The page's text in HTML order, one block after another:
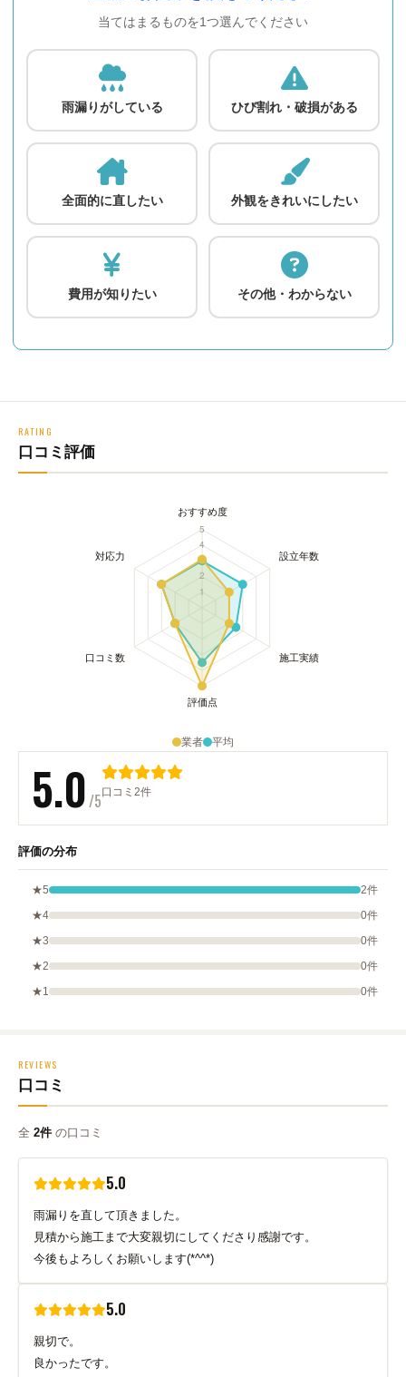
当てはまるものを1つ選んでください
雨漏りがしている ひび割れ・破損がある
全面的に直したい 外観をきれいにしたい
費用が知りたい その他・わからない
RATING
口コミ評価
業者 平均
5.0/5口コミ2件
評価の分布
★5
2件
★4
0件
★3
0件
★2
0件
★1
0件
REVIEWS
口コミ
全 2件 の口コミ
5.0
雨漏りを直して頂きました。
見積から施工まで大変親切にしてくださり感謝です。
今後もよろしくお願いします(*^^*)
5.0
親切で。
良かったです。